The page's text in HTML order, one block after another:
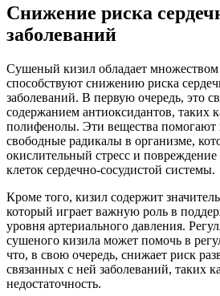
Снижение риска
заболеваний
Сушеный кизил обладает множеством
способствуют снижению риска
заболеваний. В первую очередь, это
содержанием антиоксидантов, таких
полифенолы. Эти вещества помогают
свободные радикалы в организме,
окислительный стресс и повреждение
клеток сердечно-сосудистой системы.
Кроме того, кизил содержит
который играет важную роль в
уровня артериального давления.
сушеного кизила может помочь в
что, в свою очередь, снижает риск
связанных с ней заболеваний, таких
недостаточность.